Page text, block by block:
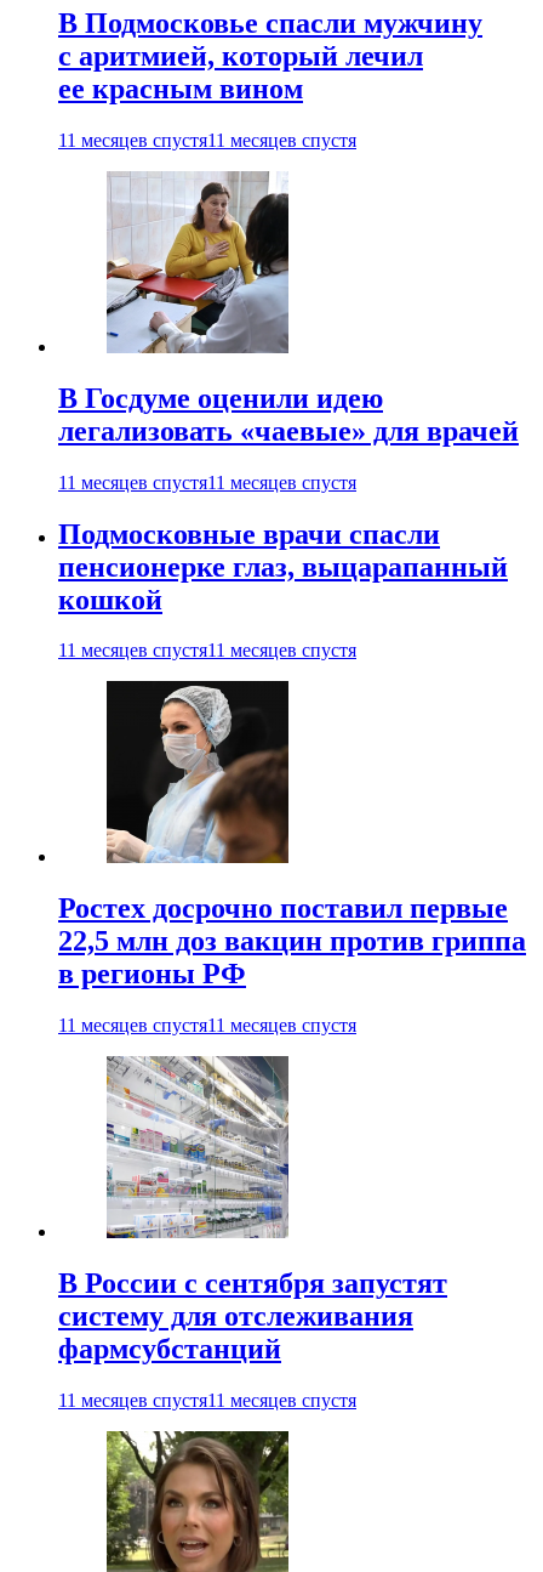
В Подмосковье спасли мужчину
с аритмией, который лечил
ее красным вином
11 месяцев спустя11 месяцев спустя
В Госдуме оценили идею
легализовать «чаевые» для врачей
11 месяцев спустя11 месяцев спустя
Подмосковные врачи спасли
пенсионерке глаз, выцарапанный
кошкой
11 месяцев спустя11 месяцев спустя
Ростех досрочно поставил первые
22,5 млн доз вакцин против гриппа
в регионы РФ
11 месяцев спустя11 месяцев спустя
В России с сентября запустят
систему для отслеживания
фармсубстанций
11 месяцев спустя11 месяцев спустя